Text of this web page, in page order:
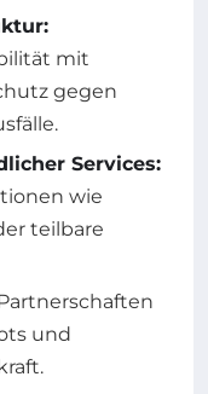
mit
gegen
Services:
wie
teilbare
und